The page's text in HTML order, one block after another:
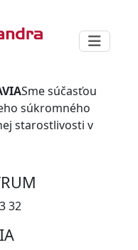
Sme súčasťou
súkromného
starostlivosti v
32